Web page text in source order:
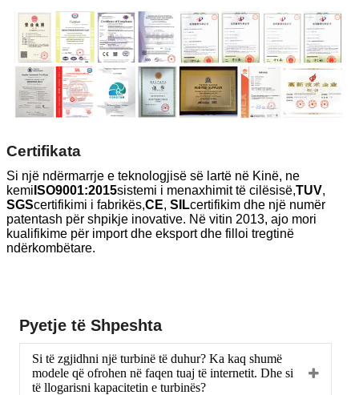
Certifikata
Si një ndërmarrje e teknologjisë së lartë në Kinë, ne
kemi ISO9001:2015sistemi i menaxhimit të cilësisë,TUV,
SGScertifikimi i fabrikës,CE, SILcertifikim dhe një numër
patentash për shpikje inovative. Në vitin 2013, ajo mori
kualifikime për import dhe eksport dhe filloi tregtinë
ndërkombëtare.
Pyetje të Shpeshta
Si të zgjidhni një turbinë të duhur? Ka kaq shumë
modele që ofrohen në faqen tuaj të internetit. Dhe si
të llogarisni kapacitetin e turbinës?